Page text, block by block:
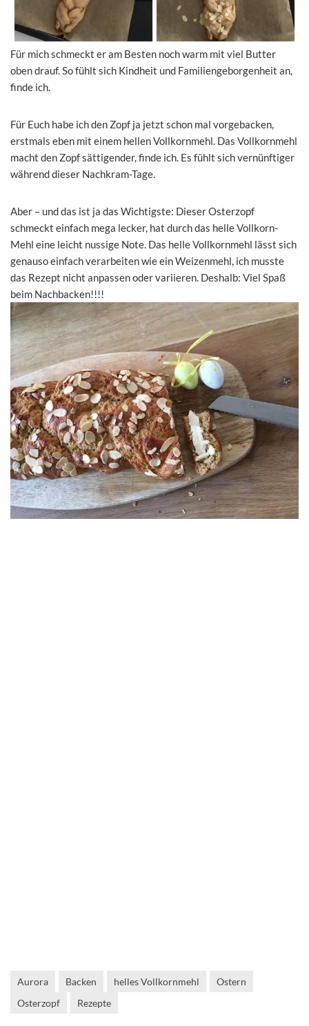
Für mich schmeckt er am Besten noch warm mit viel Butter
oben drauf. So fühlt sich Kindheit und Familiengeborgenheit an,
finde ich.
Für Euch habe ich den Zopf ja jetzt schon mal vorgebacken,
erstmals eben mit einem hellen Vollkornmehl. Das Vollkornmehl
macht den Zopf sättigender, finde ich. Es fühlt sich vernünftiger
während dieser Nachkram-Tage.
Aber – und das ist ja das Wichtigste: Dieser Osterzopf
schmeckt einfach mega lecker, hat durch das helle Vollkorn-
Mehl eine leicht nussige Note. Das helle Vollkornmehl lässt sich
genauso einfach verarbeiten wie ein Weizenmehl, ich musste
das Rezept nicht anpassen oder variieren. Deshalb: Viel Spaß
beim Nachbacken!!!!
Aurora Backen helles Vollkornmehl
Ostern
Osterzopf
Rezepte